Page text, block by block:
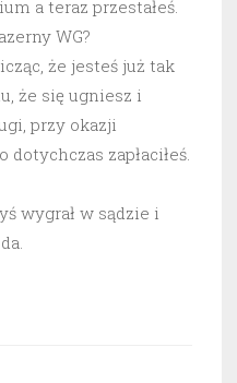
a teraz przestałeś.
WG?
że jesteś już tak
że się ugniesz i
przy okazji
dotychczas zapłaciłeś.
wygrał w sądzie i